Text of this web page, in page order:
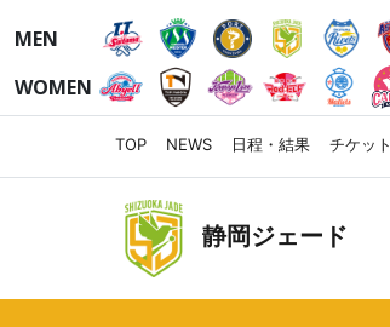
MEN
WOMEN
TOP NEWS 日程・結果 チケット
静岡ジェード